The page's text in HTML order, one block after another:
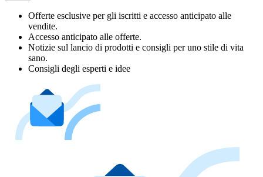
Offerte esclusive per gli iscritti e accesso anticipato alle
vendite.
Accesso anticipato alle offerte.
Notizie sul lancio di prodotti e consigli per uno stile di vita
sano.
Consigli degli esperti e idee